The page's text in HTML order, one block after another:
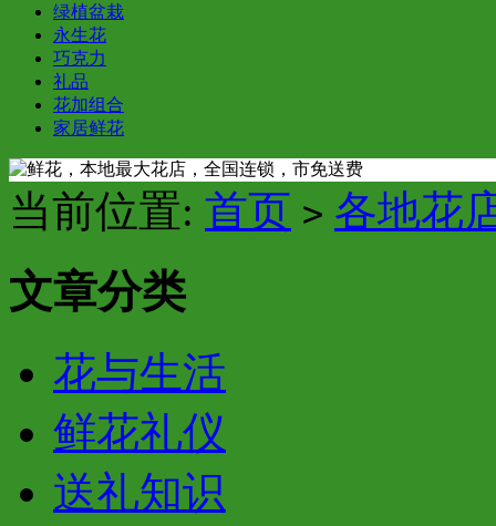
绿植盆栽
永生花
巧克力
礼品
花加组合
家居鲜花
当前位置: 首页 > 各地花
文章分类
花与生活
鲜花礼仪
送礼知识